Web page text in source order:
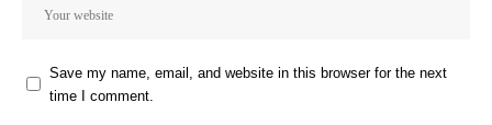
Save my name, email, and website in this browser for the next
time I comment.